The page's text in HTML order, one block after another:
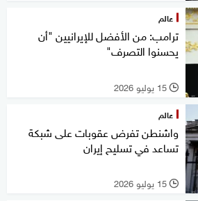
عالم
ترامب: من الأفضل للإيرانيين "أن
يحسنوا التصرف"
l 15 يوليو 2026
عالم
واشنطن تفرض عقوبات على شبكة
تساعد في تسليح إيران
l 15 يوليو 2026